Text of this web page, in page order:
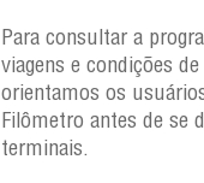
Para consultar a
viagens e condições
orientamos os
Filômetro antes de se
terminais.